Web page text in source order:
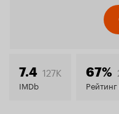
7.4 127K
IMDb
67%